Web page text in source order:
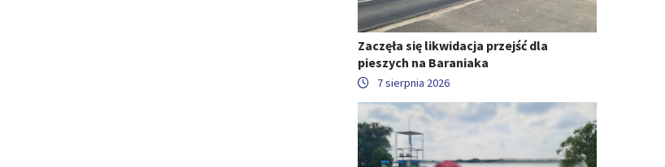
Zaczęła się likwidacja przejść dla
pieszych na Baraniaka
7 sierpnia 2026